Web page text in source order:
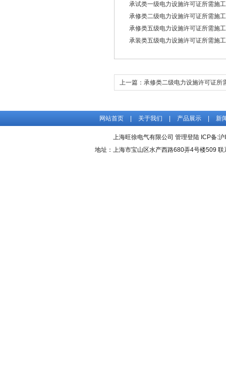
承试类一级电力设施许可证所需施
承修类二级电力设施许可证所需施
承修类五级电力设施许可证所需施
承装类五级电力设施许可证所需施
上一篇： 承修类二级电力设施许可证所
网站首页 关于我们 产品展示 新
上海旺徐电气有限公司 管理登陆 ICP备:沪
地址：上海市宝山区水产西路680弄4号楼509